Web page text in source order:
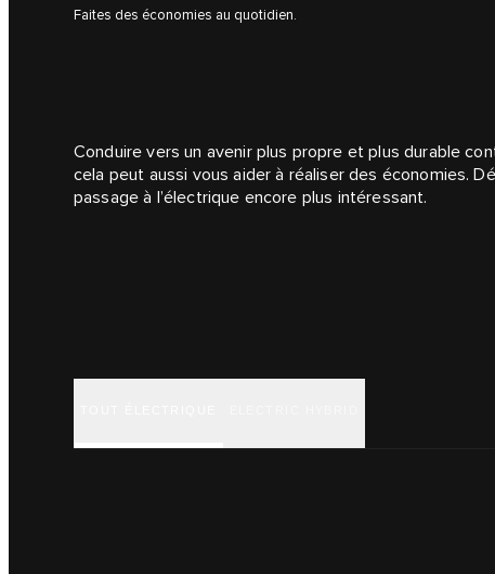
Faites des économies au quotidien.
Conduire vers un avenir plus propre et plus durable
cela peut aussi vous aider à réaliser des économies.
passage à l’électrique encore plus intéressant.